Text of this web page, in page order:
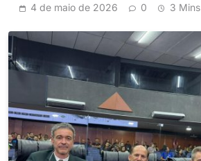
4 de maio de 2026 0 3 Mins